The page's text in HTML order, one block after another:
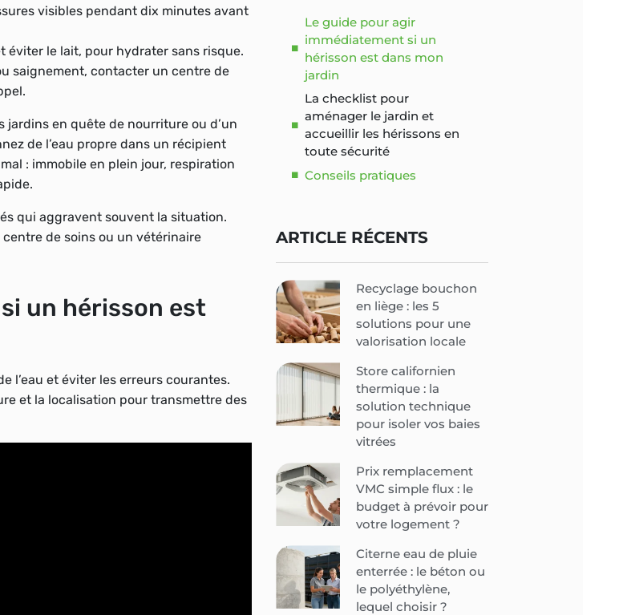
visibles pendant dix minutes avant
éviter le lait, pour hydrater sans risque.
saignement, contacter un centre de
jardins en quête de nourriture ou d’un
de l’eau propre dans un récipient
: immobile en plein jour, respiration
qui aggravent souvent la situation.
de soins ou un vétérinaire
un hérisson est
l’eau et éviter les erreurs courantes.
et la localisation pour transmettre des
Le guide pour agir
immédiatement si un
hérisson est dans mon
jardin
La checklist pour
aménager le jardin et
accueillir les hérissons en
toute sécurité
Conseils pratiques
ARTICLE RÉCENTS
Recyclage bouchon
en liège : les 5
solutions pour une
valorisation locale
Store californien
thermique : la
solution technique
pour isoler vos baies
vitrées
Prix remplacement
VMC simple flux : le
budget à prévoir pour
votre logement ?
Citerne eau de pluie
enterrée : le béton ou
le polyéthylène,
lequel choisir ?